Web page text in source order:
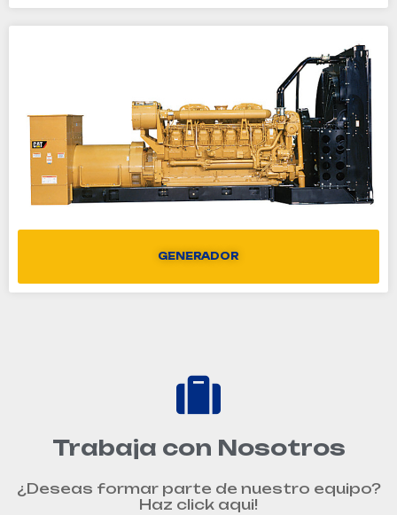
GENERADOR
Trabaja con Nosotros
¿Deseas formar parte de nuestro equipo?
Haz click aqui!